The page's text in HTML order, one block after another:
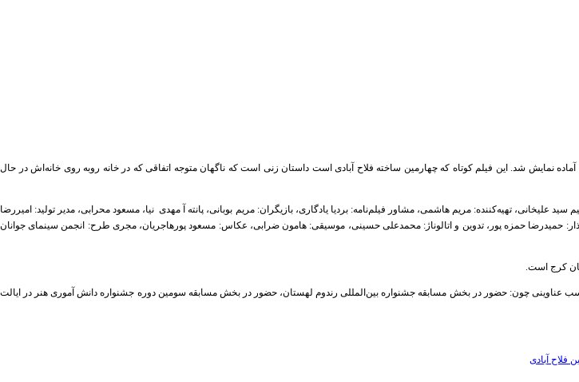
نمایش شد. این فیلم کوتاه که چهارمین ساخته فلاح آبادی است داستان زنی است که ناگهان متوجه اتفاقی که در خانه روبه روی خانه‌اش در حال
تهیه‌کننده: مریم هاشمی، مشاور فیلم‌نامه: بردیا یادگاری، بازیگران: مریم بوبانی، پانته آ مهدی نیا، مسعود محرابی، مدیر تولید: امیررضا
حمیدرضا حمزه پور، تدوین و اتالوناژ: محمدعلی حسینی، موسیقی: هامون ضرابی، عکاس: مسعود پورهاجریان، مجری طرح: انجمن سینمای جوانان
کرج است.
چون: حضور در بخش مسابقه جشنواره بین‌المللی رندوم لهستان، حضور در بخش مسابقه سومین دوره جشنواره دانش آموری هنر در ایالت
فلاح آبادی